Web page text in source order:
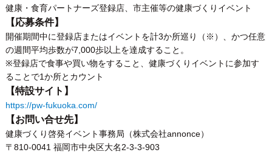
健康・食育パートナーズ登録店、市主催等の健康づくりイベント
【応募条件】
開催期間中に登録店またはイベントを計3か所巡り（※）、かつ任意
の週間平均歩数が7,000歩以上を達成すること。
※登録店で食事や買い物をすること、健康づくりイベントに参加す
ることで1か所とカウント
【特設サイト】
https://pw-fukuoka.com/
【お問い合せ先】
健康づくり啓発イベント事務局（株式会社annonce）
〒810-0041 福岡市中央区大名2-3-3-903